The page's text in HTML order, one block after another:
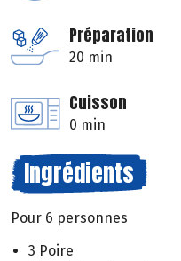
Préparation
20 min
Cuisson
0 min
Ingrédients
Pour 6 personnes
3 Poire